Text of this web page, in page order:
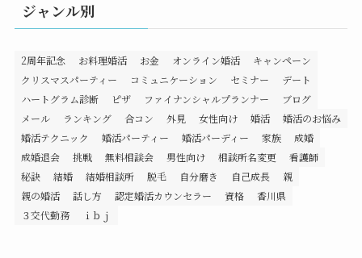
ジャンル別
2周年記念 お料理婚活 お金 オンライン婚活
キャンペーン
クリスマスパーティー
コミュニケーション セミナー
デート
ハートグラム診断
ピザ ファイナンシャルプランナー
ブログ
メール
ランキング 合コン 外見 女性向け 婚活
婚活のお悩み
婚活テクニック
婚活パーティー 婚活パーディー 家族
成婚
成婚退会
挑戦 無料相談会 男性向け 相談所名変更
看護師
秘訣
結婚 結婚相談所 脱毛 自分磨き 自己成長
親
親の婚活
話し方 認定婚活カウンセラー 資格
香川県
３交代勤務
ｉｂｊ